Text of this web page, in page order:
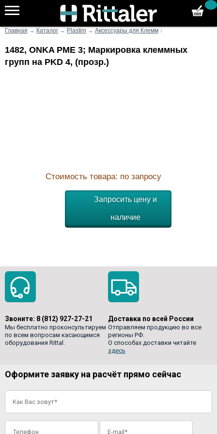
Главная → Каталог → Plastim → Аксессуары для Клемм ↓
1482, ONKA PME 3; Маркировка клеммных
групп на PKD 4, (прозр.)
Стоимость товара: по запросу
Запросить цену и
наличие
Звоните: 8 (812) 927-27-21
Мы бесплатно проконсультируем
по всем вопросам касающимся
оборудования Rittal.
Доставка по всей России
Отправляем продукцию во все
регионы РФ.
О способах доставки читайте
здесь
Оформите заявку на расчёт прямо сейчас